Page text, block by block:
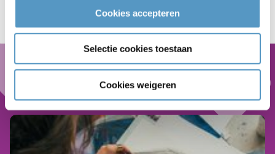
Cookies accepteren
Selectie cookies toestaan
Cookies weigeren
Kwaliteitslabel Sterk Sociaal Werk
Nieuws